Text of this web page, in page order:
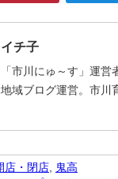
イチ子
「市川にゅ～す」運営
地域ブログ運営。市川
店・閉店, 鬼高